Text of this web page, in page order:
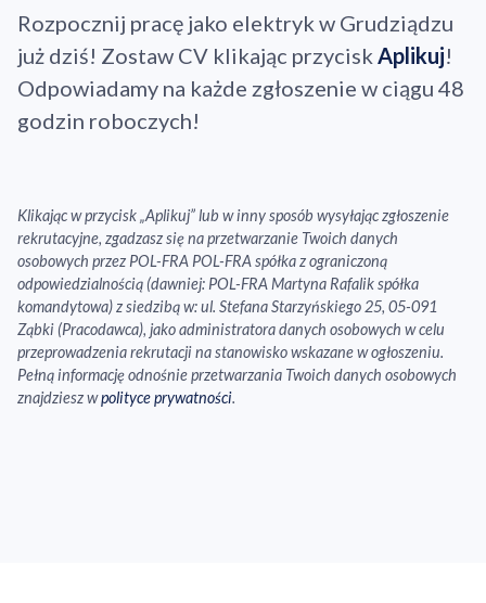
Rozpocznij pracę jako elektryk w Grudziądzu
już dziś! Zostaw CV klikając przycisk Aplikuj!
Odpowiadamy na każde zgłoszenie w ciągu 48
godzin roboczych!
Klikając w przycisk „Aplikuj” lub w inny sposób wysyłając zgłoszenie
rekrutacyjne, zgadzasz się na przetwarzanie Twoich danych
osobowych przez POL-FRA POL-FRA spółka z ograniczoną
odpowiedzialnością (dawniej: POL-FRA Martyna Rafalik spółka
komandytowa) z siedzibą w: ul. Stefana Starzyńskiego 25, 05-091
Ząbki (Pracodawca), jako administratora danych osobowych w celu
przeprowadzenia rekrutacji na stanowisko wskazane w ogłoszeniu.
Pełną informację odnośnie przetwarzania Twoich danych osobowych
znajdziesz wpolityce prywatności.